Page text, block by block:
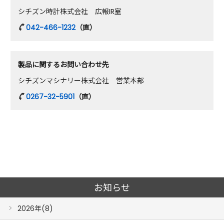
シチズン時計株式会社 広報IR室
042-466-1232（直）
製品に関するお問い合わせ先
シチズンマシナリー株式会社 営業本部
0267-32-5901 （直）
お知らせ
2026年(8)